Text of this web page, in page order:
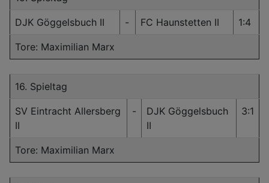
DJK Göggelsbuch II - FC Haunstetten II 1:4
Tore: Maximilian Marx
16. Spieltag
SV Eintracht Allersberg
II
-
DJK Göggelsbuch
II
3:1
Tore: Maximilian Marx